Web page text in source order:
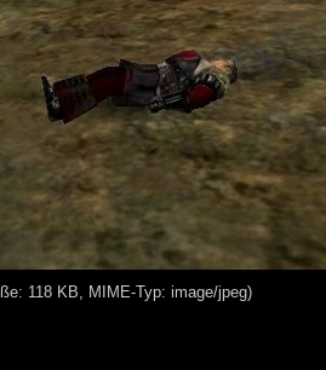
118 KB, MIME-Typ: image/jpeg)